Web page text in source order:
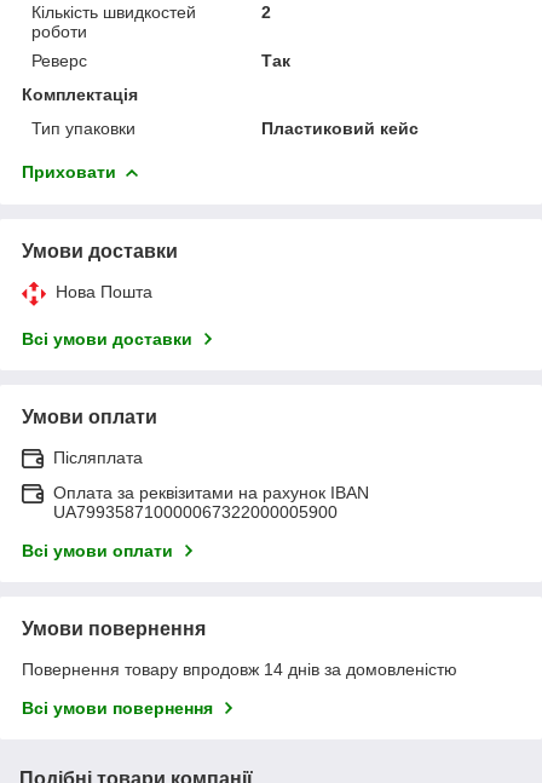
Кількість швидкостей
роботи
2
Реверс
Так
Комплектація
Тип упаковки
Пластиковий кейс
Приховати
Умови доставки
Нова Пошта
Всі умови доставки
Умови оплати
Післяплата
Оплата за реквізитами на рахунок IBAN
UA799358710000067322000005900
Всі умови оплати
Умови повернення
Повернення товару впродовж 14 днів за домовленістю
Всі умови повернення
Подібні товари компанії